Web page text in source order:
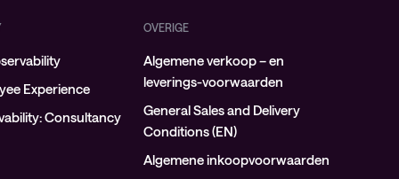
Experience
Consultancy
OVERIGE
Algemene verkoop – en
leverings-voorwaarden
General Sales and Delivery
Conditions (EN)
Algemene inkoopvoorwaarden